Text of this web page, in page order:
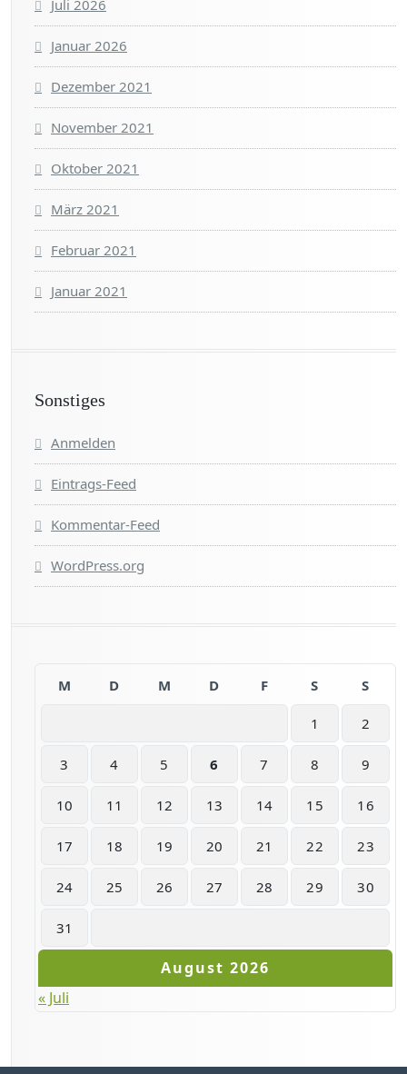
Juli 2026
Januar 2026
Dezember 2021
November 2021
Oktober 2021
März 2021
Februar 2021
Januar 2021
Sonstiges
Anmelden
Eintrags-Feed
Kommentar-Feed
WordPress.org
August 2026
M D M D F S S
1 2
3 4 5 6 7 8 9
10 11 12 13 14 15 16
17 18 19 20 21 22 23
24 25 26 27 28 29 30
31
« Juli